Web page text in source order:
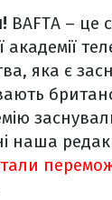
BAFTA – це
академії
яка є
наша